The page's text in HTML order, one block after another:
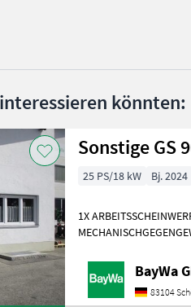
könnten:
25 PS/18 kW Bj. 2024
1X
BayWa
83104